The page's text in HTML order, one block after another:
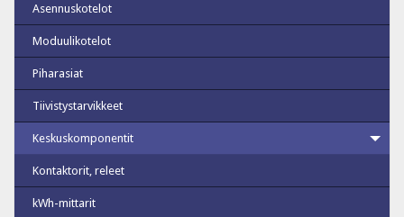
Asennuskotelot
Moduulikotelot
Piharasiat
Tiivistystarvikkeet
Keskuskomponentit
Kontaktorit, releet
kWh-mittarit